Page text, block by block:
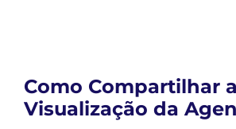
Como Compartilhar a
Visualização da